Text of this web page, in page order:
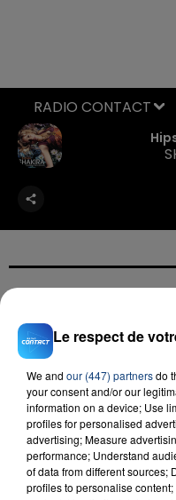
FIL D'ACTU
23 juillet 2026
Le respect de
We and our (447) partnersdo
your consent and/or our
information on a device; Use
profiles for personalised
advertising; Measure
performance; Understand
of data from different sources;
profiles to personalise